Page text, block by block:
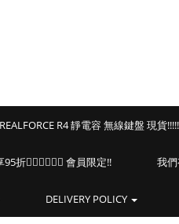
REALFORCE R4 靜電容 無線鍵盤 現貨
折🏴‍☠️🏴‍☠️🏴‍☠️ 會員限定!! 我
DELIVERY POLICY